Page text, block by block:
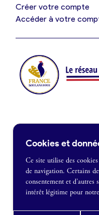
Je suis
Je crée mon
France Boulangerie
1 rue Alexandre
Créer votre compte
Accéder à votre
Je
Cookies et
Ce site utilise des
de navigation. Certains
consentement et
intérêt légitime pour